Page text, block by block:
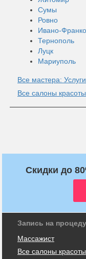
Сумы
Ровно
Ивано-
Тернополь
Луцк
Мариуполь
Все мастера:
Все салоны
Скидки до
Запись на
Массажист
Все салоны красоты